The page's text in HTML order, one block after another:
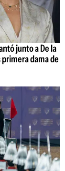
junto a De la
dama de